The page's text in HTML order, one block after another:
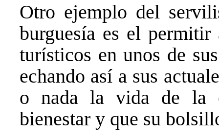
Otro ejemplo del
burguesía es el
turísticos en unos de
echando así a sus
o nada la vida de la
bienestar y que su